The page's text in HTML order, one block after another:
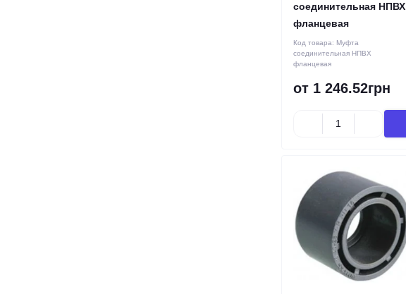
соединительная НПВХ
фланцевая
Код товара: Муфта
соединительная НПВХ
фланцевая
от 1 246.52грн